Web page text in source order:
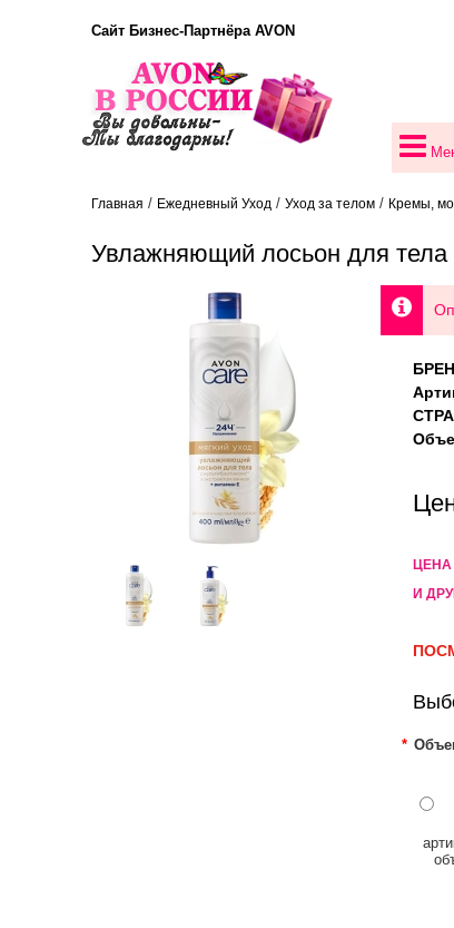
Сайт Бизнес-Партнёра AVON
Главная / Ежедневный Уход / Уход за телом / Кремы,
Увлажняющий лосьон для тела
И
*